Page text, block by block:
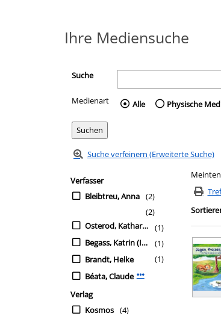
Ihre Mediensuche
Suche
Medienart Wählen Sie die
Alle Physische
Suche verfeinern (Erweiterte Suche)
Suchfilter
Zur Trefferliste springen
Verfasser
Bleibtreu, Anna (2)
Osterod, Katharina
(2)
Begass, Katrin (Ill.)
(1)
Brandt, Helke
(1)
Béata, Claude
(1)
Mehr Verfasser-
Verlag
Kosmos (4)
Zu den